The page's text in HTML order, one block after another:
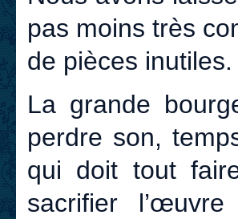
pas moins très
de pièces inutiles.
La grande
perdre son,
qui doit tout
sacrifier